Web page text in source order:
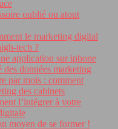
oublié ou atout
le marketing digital
tech ?
application sur iphone
données marketing
par mois : comment
des cabinets
l’intégrer à votre
moyen de se former !